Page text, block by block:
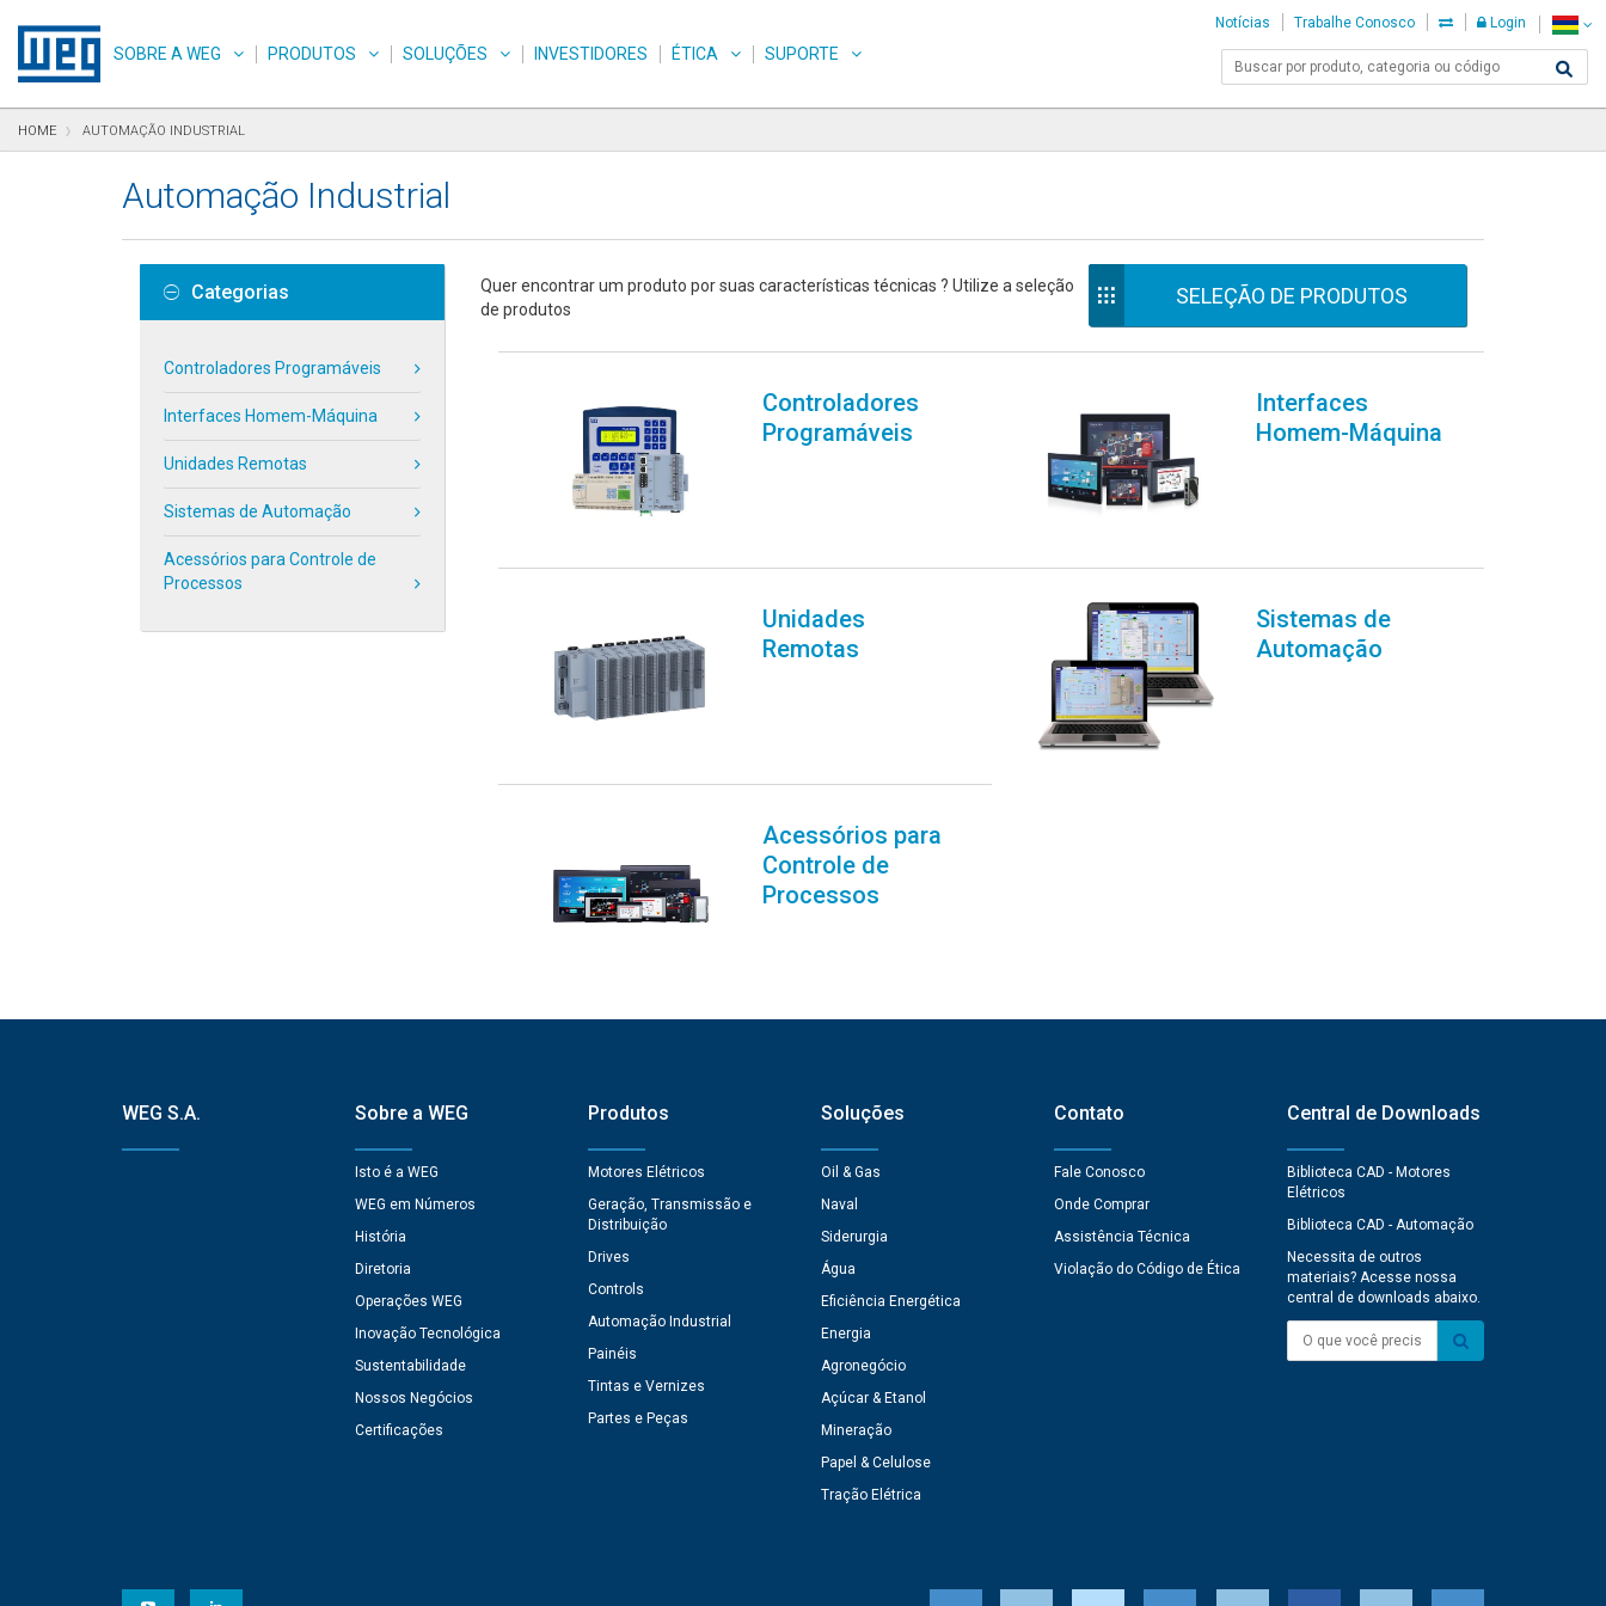
SOBRE A WEG PRODUTOS SOLUÇÕES INVESTIDORES ÉTICA SUPORTE
Notícias Trabalhe Conosco Login
HOME AUTOMAÇÃO INDUSTRIAL
Automação Industrial
Categorias
Controladores Programáveis
Interfaces Homem-Máquina
Unidades Remotas
Sistemas de Automação
Acessórios para Controle de
Processos
SELEÇÃO DE PRODUTOS
Quer encontrar um produto por suas características técnicas ? Utilize a seleção
de produtos
Controladores
Programáveis
Interfaces
Homem-Máquina
Unidades
Remotas
Sistemas de
Automação
Acessórios para
Controle de
Processos
WEG S.A. Sobre a WEG
Isto é a WEG
WEG em Números
História
Diretoria
Operações WEG
Inovação Tecnológica
Sustentabilidade
Nossos Negócios
Certificações
Produtos
Motores Elétricos
Geração, Transmissão e
Distribuição
Drives
Controls
Automação Industrial
Painéis
Tintas e Vernizes
Partes e Peças
Soluções
Oil & Gas
Naval
Siderurgia
Água
Eficiência Energética
Energia
Agronegócio
Açúcar & Etanol
Mineração
Papel & Celulose
Tração Elétrica
Contato
Fale Conosco
Onde Comprar
Assistência Técnica
Violação do Código de Ética
Central de Downloads
Biblioteca CAD - Motores
Elétricos
Biblioteca CAD - Automação
Necessita de outros
materiais? Acesse nossa
central de downloads abaixo.